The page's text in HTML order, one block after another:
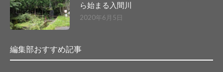
ら始まる入間川
2020年6月5日
編集部おすすめ記事